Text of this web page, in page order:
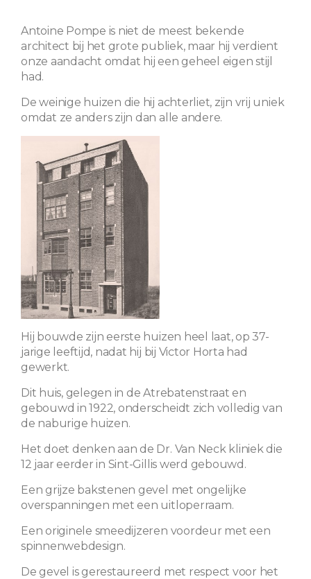
Antoine Pompe is niet de meest bekende
architect bij het grote publiek, maar hij verdient
onze aandacht omdat hij een geheel eigen stijl
had.
De weinige huizen die hij achterliet, zijn vrij uniek
omdat ze anders zijn dan alle andere.
Hij bouwde zijn eerste huizen heel laat, op 37-
jarige leeftijd, nadat hij bij Victor Horta had
gewerkt.
Dit huis, gelegen in de Atrebatenstraat en
gebouwd in 1922, onderscheidt zich volledig van
de naburige huizen.
Het doet denken aan de Dr. Van Neck kliniek die
12 jaar eerder in Sint-Gillis werd gebouwd.
Een grijze bakstenen gevel met ongelijke
overspanningen met een uitloperraam.
Een originele smeedijzeren voordeur met een
spinnenwebdesign.
De gevel is gerestaureerd met respect voor het